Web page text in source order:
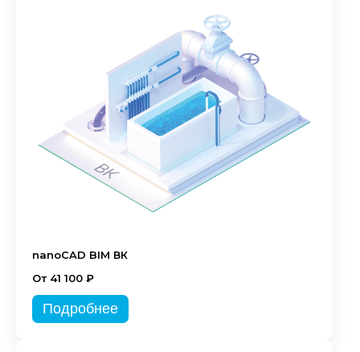
nanoCAD BIM ВК
От 41 100 ₽
Подробнее